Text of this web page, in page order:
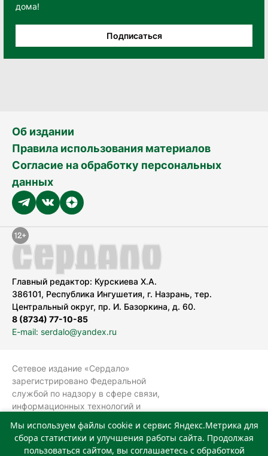
дома!
Подписаться
Об издании
Правила использования материалов
Согласие на обработку персональных
данных
Главный редактор: Курскиева Х.А.
386101, Республика Ингушетия, г. Назрань, тер.
Центральный округ, пр. И. Базоркина, д. 60.
8 (8734) 77-10-85
E-mail: serdalo@yandex.ru
Сетевое издание «Сердало»
зарегистрировано Федеральной
службой по надзору в сфере связи,
информационных технологий и
(Роскомнадзор).
Реестровая запись СМИ: ЭЛ № ФС 77-
Мы используем файлы cookie и сервис Яндекс.Метрика для
сбора статистики и улучшения работы сайта. Продолжая
пользоваться сайтом, вы соглашаетесь с обработкой